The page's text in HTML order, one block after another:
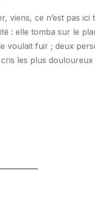
viens, ce n’est pas ici
: elle tomba sur le
voulait fuir ; deux
les plus